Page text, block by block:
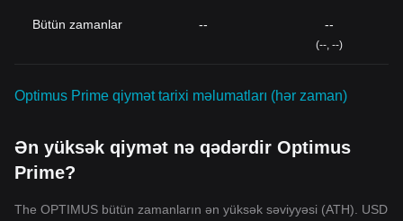
Bütün zamanlar -- --
(--, --)
Optimus Prime qiymət tarixi məlumatları (hər zaman)
Ən yüksək qiymət nə qədərdir Optimus
Prime?
The OPTIMUS bütün zamanların ən yüksək səviyyəsi (ATH). USD